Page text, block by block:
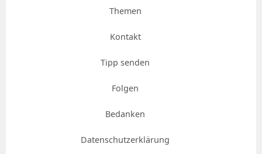
Themen
Kontakt
Tipp senden
Folgen
Bedanken
Datenschutzerklärung